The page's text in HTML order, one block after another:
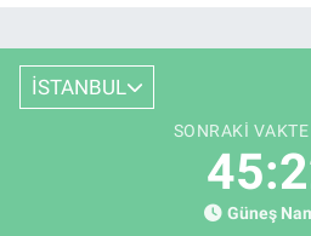
İSTANBUL
SONRAKI
Güneş